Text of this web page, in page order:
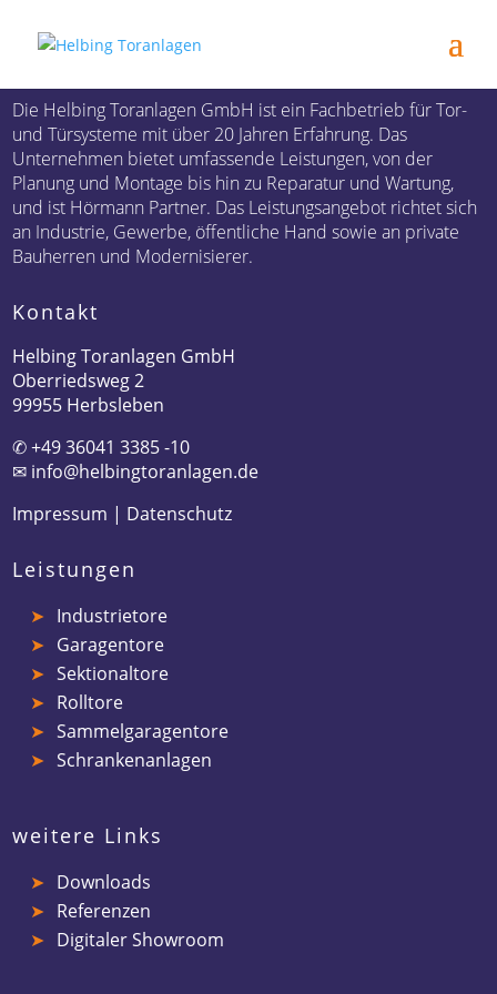
Die Helbing Toranlagen GmbH ist ein Fachbetrieb für Tor-
und Türsysteme mit über 20 Jahren Erfahrung. Das
Unternehmen bietet umfassende Leistungen, von der
Planung und Montage bis hin zu Reparatur und Wartung,
und ist Hörmann Partner. Das Leistungsangebot richtet sich
an Industrie, Gewerbe, öffentliche Hand sowie an private
Bauherren und Modernisierer.
Kontakt
Helbing Toranlagen GmbH
Oberriedsweg 2
99955 Herbsleben
✆+49 36041 3385 -10
✉ info@helbingtoranlagen.de
Impressum | Datenschutz
Leistungen
Industrietore
Garagentore
Sektionaltore
Rolltore
Sammelgaragentore
Schrankenanlagen
weitere Links
Downloads
Referenzen
Digitaler Showroom